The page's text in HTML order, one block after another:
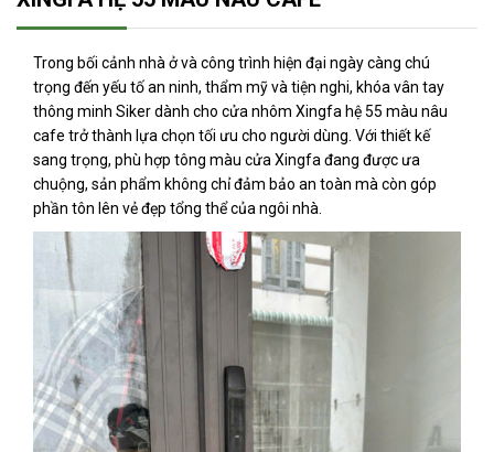
Trong bối cảnh nhà ở và công trình hiện đại ngày càng chú
trọng đến yếu tố an ninh, thẩm mỹ và tiện nghi, khóa vân tay
thông minh Siker dành cho cửa nhôm Xingfa hệ 55 màu nâu
cafe trở thành lựa chọn tối ưu cho người dùng. Với thiết kế
sang trọng, phù hợp tông màu cửa Xingfa đang được ưa
chuộng, sản phẩm không chỉ đảm bảo an toàn mà còn góp
phần tôn lên vẻ đẹp tổng thể của ngôi nhà.